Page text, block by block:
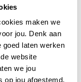
maken we
jou. Denk aan
goed laten werken
website
we jou
op jou afgestemd.